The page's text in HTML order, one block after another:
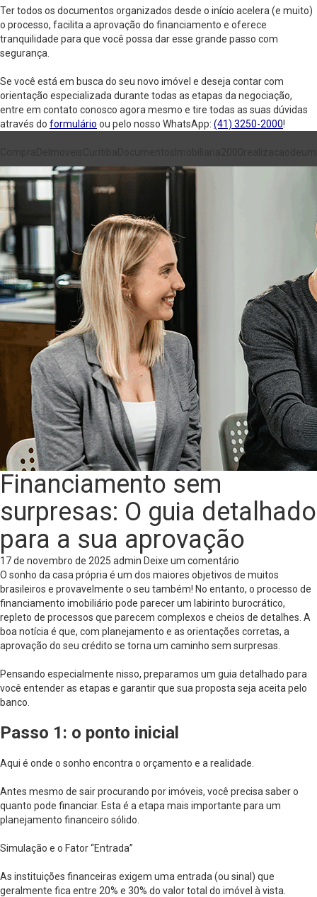
Ter todos os documentos organizados desde o início acelera (e muito)
o processo, facilita a aprovação do financiamento e oferece
tranquilidade para que você possa dar esse grande passo com
segurança.
Se você está em busca do seu novo imóvel e deseja contar com
orientação especializada durante todas as etapas da negociação,
entre em contato conosco agora mesmo e tire todas as suas dúvidas
através do formulário ou pelo nosso WhatsApp: (41) 3250-2000!
Financiamento sem
surpresas: O guia detalhado
para a sua aprovação
17 de novembro de 2025 admin Deixe um comentário
O sonho da casa própria é um dos maiores objetivos de muitos
brasileiros e provavelmente o seu também! No entanto, o processo de
financiamento imobiliário pode parecer um labirinto burocrático,
repleto de processos que parecem complexos e cheios de detalhes. A
boa notícia é que, com planejamento e as orientações corretas, a
aprovação do seu crédito se torna um caminho sem surpresas.
Pensando especialmente nisso, preparamos um guia detalhado para
você entender as etapas e garantir que sua proposta seja aceita pelo
banco.
Passo 1: o ponto inicial
Aqui é onde o sonho encontra o orçamento e a realidade.
Antes mesmo de sair procurando por imóveis, você precisa saber o
quanto pode financiar. Esta é a etapa mais importante para um
planejamento financeiro sólido.
Simulação e o Fator “Entrada”
As instituições financeiras exigem uma entrada (ou sinal) que
geralmente fica entre 20% e 30% do valor total do imóvel à vista.